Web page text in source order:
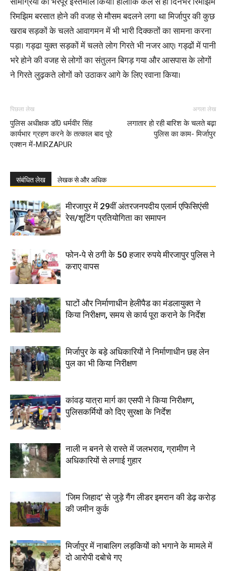
रिमझिम बरसात होने की वजह से मौसम बदलने लगा था मिर्जापुर की कुछ
खराब सड़कों के चलते आवागमन में भी भारी दिक्कतों का सामना करना
पड़ा। गड्ढा युक्त सड़कों में चलते लोग गिरते भी नजर आए। गड्ढों में पानी
भरे होने की वजह से लोगों का संतुलन बिगड़ गया और आसपास के लोगों
ने गिरते लुढ़कते लोगों को उठाकर आगे के लिए रवाना किया।
पिछला लेख
पुलिस अधीक्षक डॉ0 धर्मवीर सिंह
कार्यभार ग्रहण करने के तत्काल बाद पूरे
एक्शन में-MIRZAPUR
अगला लेख
लगातार हो रही बारिश के चलते बढ़ा
पुलिस का काम- मिर्जापुर
संबंधित लेख लेखक से और अधिक
मीरजापुर में 29वीं अंतरजनपदीय एलार्म एफिसिएंसी
रेस/शूटिंग प्रतियोगिता का समापन
फोन-पे से ठगी के 50 हजार रुपये मीरजापुर पुलिस ने
कराए वापस
घाटों और निर्माणाधीन हेलीपैड का मंडलायुक्त ने
किया निरीक्षण, समय से कार्य पूरा कराने के निर्देश
मिर्जापुर के बड़े अधिकारियों ने निर्माणाधीन छह लेन
पुल का भी किया निरीक्षण
कांवड़ यात्रा मार्ग का एसपी ने किया निरीक्षण,
पुलिसकर्मियों को दिए सुरक्षा के निर्देश
नाली न बनने से रास्ते में जलभराव, ग्रामीण ने
अधिकारियों से लगाई गुहार
‘जिम जिहाद’ से जुड़े गैंग लीडर इमरान की डेढ़ करोड़
की जमीन कुर्क
मिर्जापुर में नाबालिग लड़कियों को भगाने के मामले में
दो आरोपी दबोचे गए